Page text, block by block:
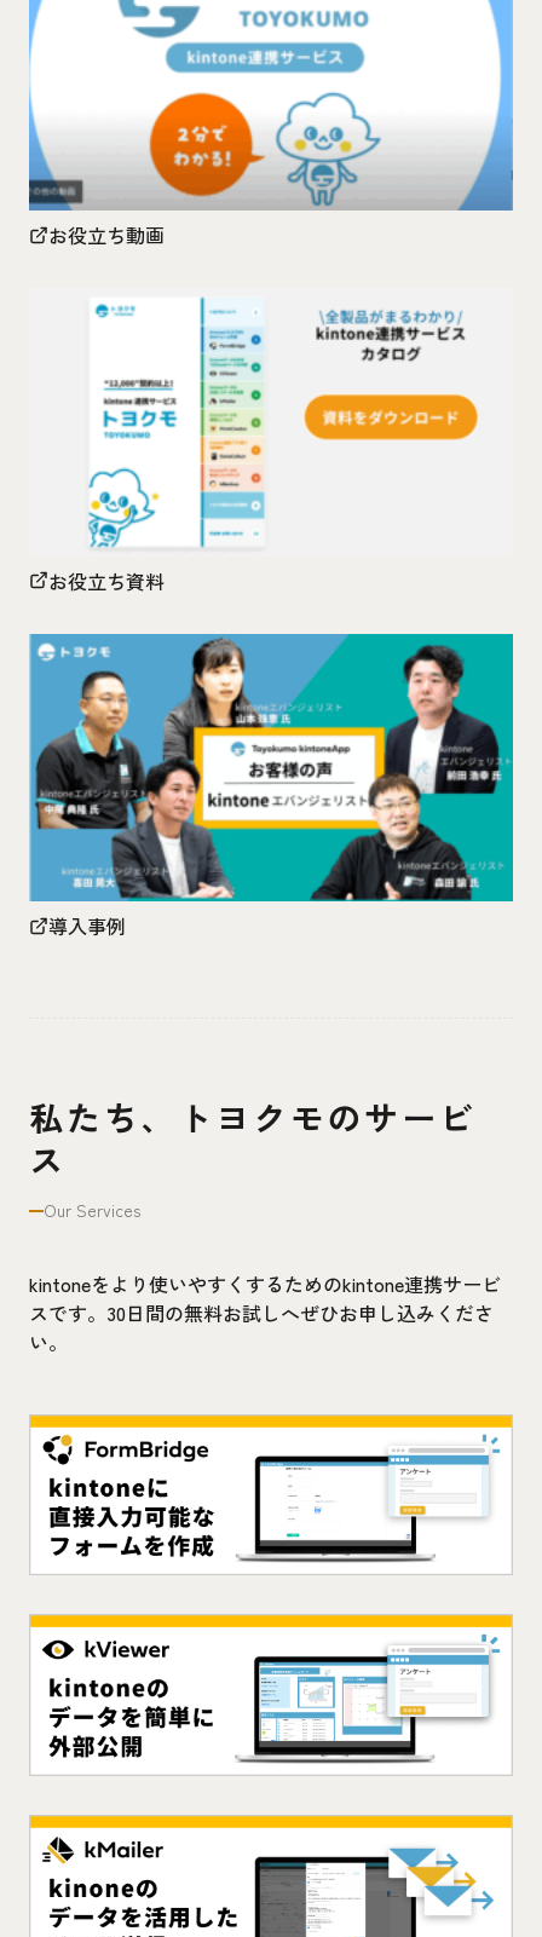
お役立ち動画
お役立ち資料
導入事例
私たち、トヨクモのサービ
ス
Our Services
kintoneをより使いやすくするためのkintone連携サービ
スです。30日間の無料お試しへぜひお申し込みくださ
い。